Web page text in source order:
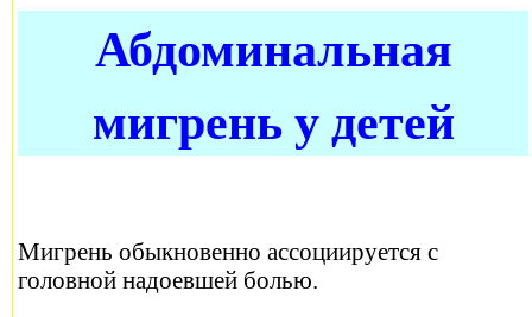
Абдоминальная
мигрень у детей
Мигрень обыкновенно ассоциируется с
головной надоевшей болью.